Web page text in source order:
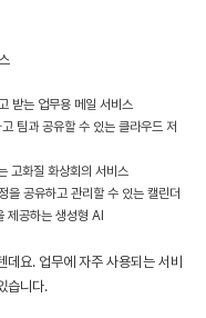
받는 업무용 메일 서비스
팀과 공유할 수 있는 클라우드 저
화질 화상회의 서비스
공유하고 관리할 수 있는 캘린더
제공하는 생성형 AI
데요. 업무에 자주 사용되는 서비
습니다.